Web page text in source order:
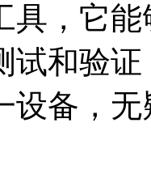
具，它
试和验
设备，